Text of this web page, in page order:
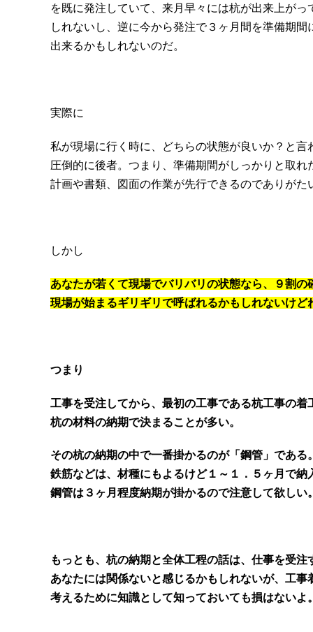
を既に発注していて、来月早々には杭が出来上がっ
しれないし、逆に今から発注で３ヶ月間を準備期間
出来るかもしれないのだ。
実際に
私が現場に行く時に、どちらの状態が良いか？と言
圧倒的に後者。つまり、準備期間がしっかりと取れ
計画や書類、図面の作業が先行できるのでありがた
しかし
あなたが若くて現場でバリバリの状態なら、９割の
現場が始まるギリギリで呼ばれるかもしれないけど
つまり
工事を受注してから、最初の工事である杭工事の着
杭の材料の納期で決まることが多い。
その杭の納期の中で一番掛かるのが「鋼管」である
鉄筋などは、材種にもよるけど１～１．５ヶ月で納
鋼管は３ヶ月程度納期が掛かるので注意して欲しい
もっとも、杭の納期と全体工程の話は、仕事を受注
あなたには関係ないと感じるかもしれないが、工事
考えるために知識として知っておいても損はないよ